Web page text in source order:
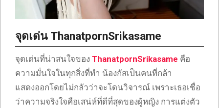
จุดเด่น ThanatpornSrikasame
จุดเด่นที่น่าสนใจของ ThanatpornSrikasame คือ
ความมั่นใจในทุกสิ่งที่ทำ น้องกัสเป็นคนที่กล้า
แสดงออกโดยไม่กลัวว่าจะโดนวิจารณ์ เพราะเธอเชื่อ
ว่าความจริงใจคือเสน่ห์ที่ดีที่สุดของผู้หญิง การแต่งตัว